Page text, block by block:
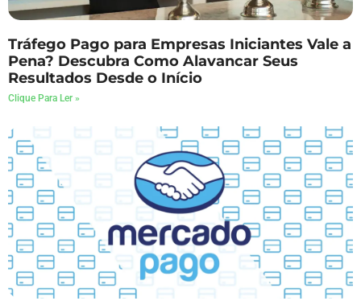
Tráfego Pago para Empresas Iniciantes Vale a
Pena? Descubra Como Alavancar Seus
Resultados Desde o Início
Clique Para Ler »